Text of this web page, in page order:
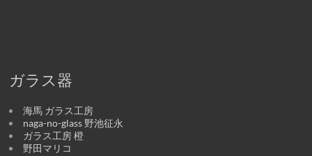
ガラス器
海馬 ガラス工房
naga-no-glass 野池征永
ガラス工房 橙
野田マリコ